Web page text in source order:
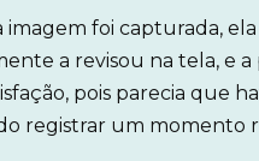
imagem foi capturada, ela
a revisou na tela, e
pois parecia que
registrar um momento